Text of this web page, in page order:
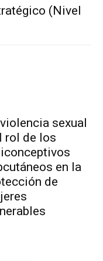
(Nivel
sexual
rol de los
en la
de